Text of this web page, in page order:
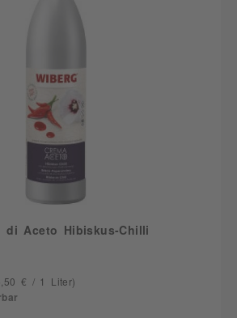
di Aceto Hibiskus-Chilli
€ / 1 Liter)